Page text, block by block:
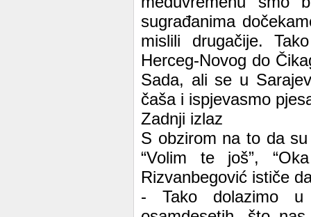
sugrađanima
mislili drugačije.
Herceg-Novog do
Sada, ali se u
čaša i ispjevasmo
Zadnji izlaz
S obzirom na to da
“Volim te još”,
Rizvanbegović ističe
- Tako dolazimo u